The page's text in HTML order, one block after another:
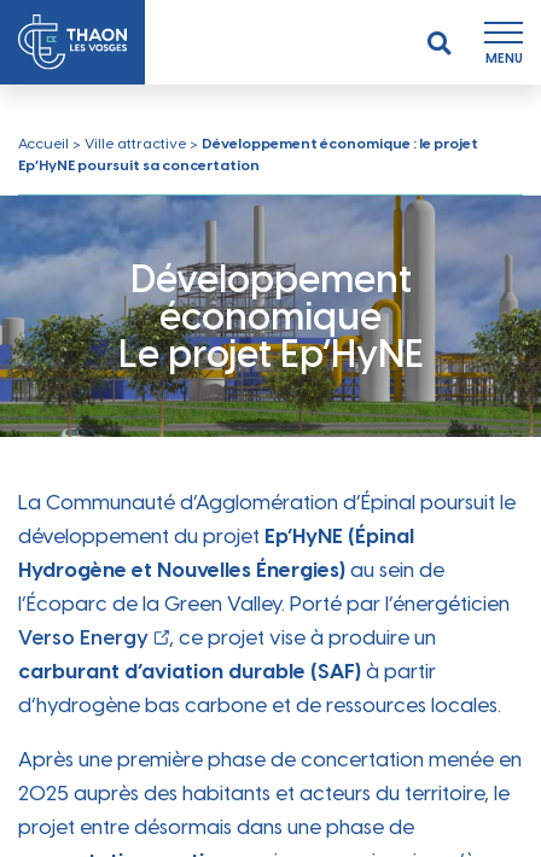
MENU
Accueil > Ville attractive > Développement économique : le projet
Ep’HyNE poursuit sa concertation
Développement
économique
Le projet Ep’HyNE
La Communauté d’Agglomération d’Épinal poursuit le
développement du projet Ep’HyNE (Épinal
Hydrogène et Nouvelles Énergies) au sein de
l’Écoparc de la Green Valley. Porté par l’énergéticien
Verso Energy
, ce projet vise à produire un
carburant d’aviation durable (SAF) à partir
d’hydrogène bas carbone et de ressources locales.
Après une première phase de concertation menée en
2025 auprès des habitants et acteurs du territoire, le
projet entre désormais dans une phase de